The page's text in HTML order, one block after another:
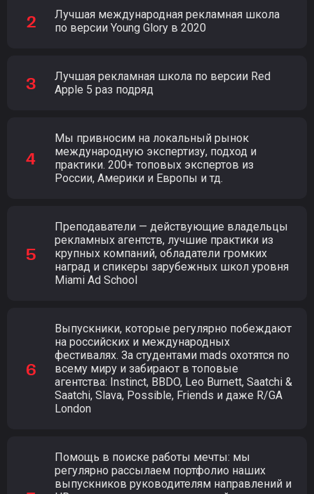
Лучшая международная рекламная школа
по версии Young Glory в 2020
Лучшая рекламная школа по версии Red
Apple 5 раз подряд
Мы привносим на локальный рынок
международную экспертизу, подход и
практики. 200+ топовых экспертов из
России, Америки и Европы и тд.
Преподаватели — действующие владельцы
рекламных агентств, лучшие практики из
крупных компаний, обладатели громких
наград и спикеры зарубежных школ уровня
Miami Ad School
Выпускники, которые регулярно побеждают
на российских и международных
фестивалях. За студентами mads охотятся по
всему миру и забирают в топовые
агентства: Instinct, BBDO, Leo Burnett, Saatchi &
Saatchi, Slava, Possible, Friends и даже R/GA
London
Помощь в поиске работы мечты: мы
регулярно рассылаем портфолио наших
выпускников руководителям направлений и